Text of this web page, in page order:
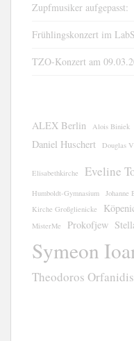
Zupfmusiker aufgepasst:
Frühlingskonzert im
TZO-Konzert am
ALEX Berlin Alois Biniek
Daniel Huschert Douglas
Elisabethkirche Eveline
Humboldt-Gymnasium Johanne
Kirche Großglienicke
MisterMe
Prokofjew
Symeon
Theodoros Orfanidis